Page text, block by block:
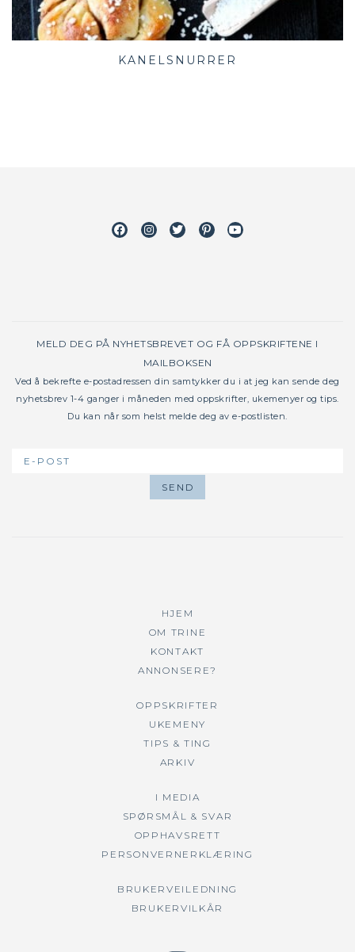
KANELSNURRER
FacebookInstagram
TwitterPinterestYoutube
MELD DEG PÅ NYHETSBREVET OG FÅ OPPSKRIFTENE I
MAILBOKSEN
Ved å bekrefte e-postadressen din samtykker du i at jeg kan sende deg
nyhetsbrev 1-4 ganger i måneden med oppskrifter, ukemenyer og tips.
Du kan når som helst melde deg av e-postlisten.
HJEM
OM TRINE
KONTAKT
ANNONSERE?
OPPSKRIFTER
UKEMENY
TIPS & TING
ARKIV
I MEDIA
SPØRSMÅL & SVAR
OPPHAVSRETT
PERSONVERNERKLÆRING
BRUKERVEILEDNING
BRUKERVILKÅR